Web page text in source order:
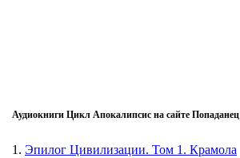
Аудиокниги Цикл Апокалипсис на сайте Попаданец
1. Эпилог Цивилизации. Том 1. Крамола